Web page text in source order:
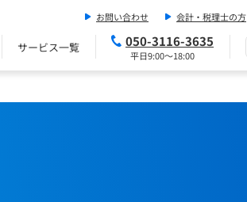
お問い合わせ 会計・税理士の方
サービス一覧 050-3116-3635
平日9:00～18:00